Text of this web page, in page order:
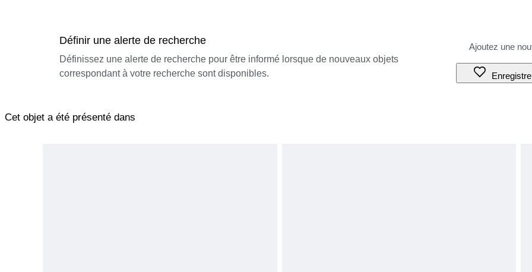
Définir une alerte de recherche
Définissez une alerte de recherche pour être informé lorsque de nouveaux objets
correspondant à votre recherche sont disponibles.
Cet objet a été présenté dans